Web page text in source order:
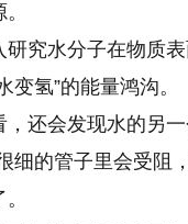
究水分子在物质
变氢”的能量鸿沟。
还会发现水的另一
细的管子里会受阻